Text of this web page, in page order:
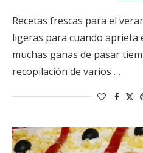
Recetas frescas para el
ligeras para cuando aprieta
muchas ganas de pasar
recopilación de varios …